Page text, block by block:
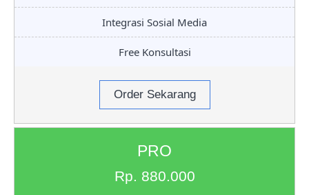
Integrasi Sosial Media
Free Konsultasi
Order Sekarang
PRO
Rp. 880.000